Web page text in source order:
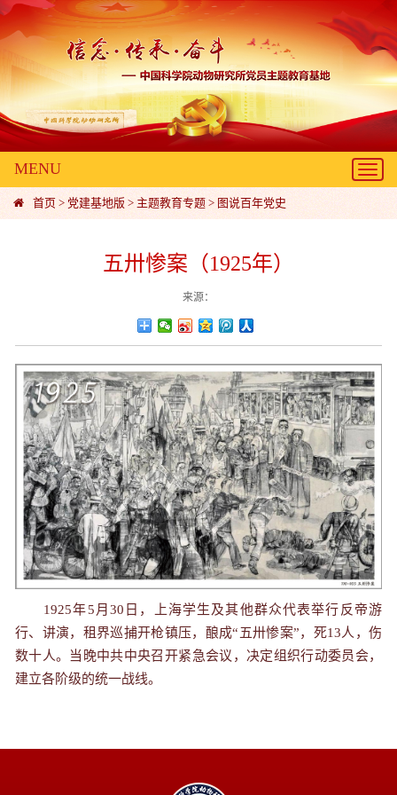
MENU
首页 > 党建基地版 > 主题教育专题 > 图说百年党史
五卅惨案（1925年）
来源：
1925年5月30日，上海学生及其他群众代表举行反帝游
行、讲演，租界巡捕开枪镇压，酿成“五卅惨案”，死13人，伤
数十人。当晚中共中央召开紧急会议，决定组织行动委员会，
建立各阶级的统一战线。